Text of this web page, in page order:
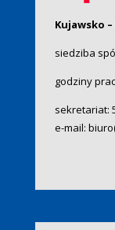
Kujawsko
siedziba
godziny
sekretariat:
e-mail: